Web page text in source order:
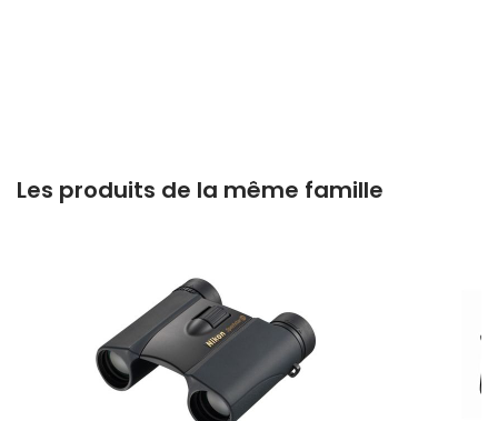
Les produits de la même famille